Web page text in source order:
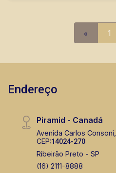
« 1
Endereço
Piramid - Canadá
Avenida Carlos
CEP:14024-270
Ribeirão Preto - SP
(16) 2111-8888